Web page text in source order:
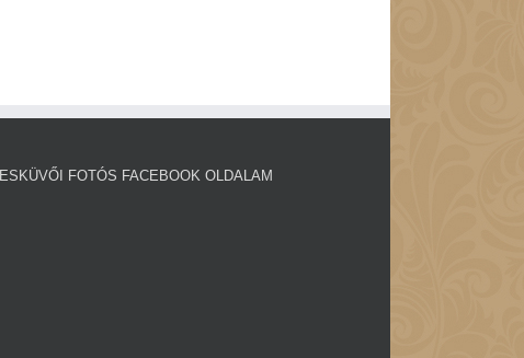
ESKÜVŐI FOTÓS FACEBOOK OLDALAM